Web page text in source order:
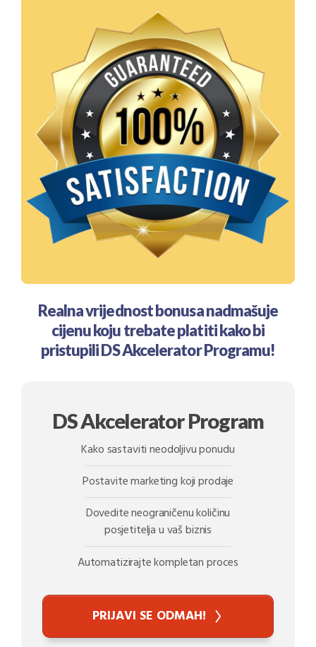
Realna vrijednost bonusa nadmašuje
cijenu koju trebate platiti kako bi
pristupili DS Akcelerator Programu!
DS Akcelerator Program
Kako sastaviti neodoljivu ponudu
Postavite marketing koji prodaje
Dovedite neograničenu količinu
posjetitelja u vaš biznis
Automatizirajte kompletan proces
PRIJAVI SE ODMAH!